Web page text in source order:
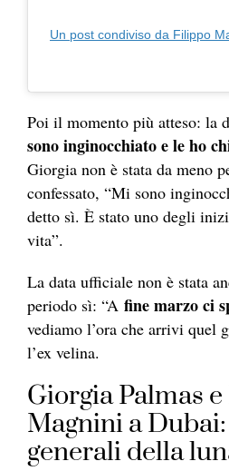
Un post condiviso da Filippo
Poi il momento più atteso: la
sono inginocchiato e le ho
Giorgia non è stata da meno
confessato, “Mi sono
detto sì. È stato uno degli
vita”.
La data ufficiale non è stata
periodo sì: “A fine marzo ci
vediamo l’ora che arrivi quel
l’ex velina.
Giorgia Palmas
Magnini a
generali della